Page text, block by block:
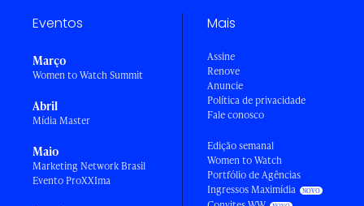
Eventos
Março
Women to Watch Summit
Abril
Mídia Master
Maio
Marketing Network Brasil
Evento ProXXIma
Mais
Assine
Renove
Anuncie
Política de privacidade
Fale conosco
Edição semanal
Women to Watch
Portfólio de Agências
Ingressos Maximídia